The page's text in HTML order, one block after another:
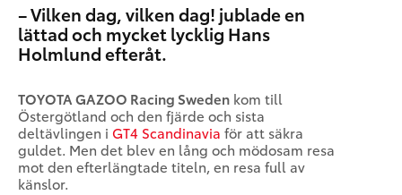
– Vilken dag, vilken dag! jublade en
lättad och mycket lycklig Hans
Holmlund efteråt.
TOYOTA GAZOO Racing Sweden kom till
Östergötland och den fjärde och sista
deltävlingen i GT4 Scandinavia för att säkra
guldet. Men det blev en lång och mödosam resa
mot den efterlängtade titeln, en resa full av
känslor.